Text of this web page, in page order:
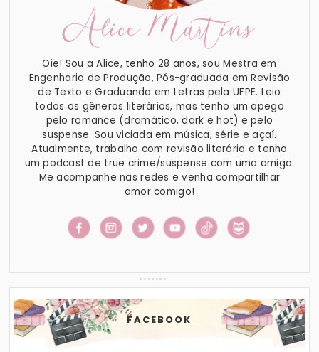
Alice Martins
Oie! Sou a Alice, tenho 28 anos, sou Mestra em
Engenharia de Produção, Pós-graduada em Revisão
de Texto e Graduanda em Letras pela UFPE. Leio
todos os gêneros literários, mas tenho um apego
pelo romance (dramático, dark e hot) e pelo
suspense. Sou viciada em música, série e açaí.
Atualmente, trabalho com revisão literária e tenho
um podcast de true crime/suspense com uma amiga.
Me acompanhe nas redes e venha compartilhar
amor comigo!
FACEBOOK